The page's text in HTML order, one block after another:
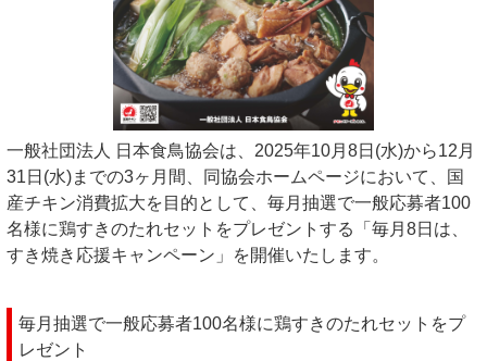
一般社団法人 日本食鳥協会は、2025年10月8日(水)から12月
31日(水)までの3ヶ月間、同協会ホームページにおいて、国
産チキン消費拡大を目的として、毎月抽選で一般応募者100
名様に鶏すきのたれセットをプレゼントする「毎月8日は、
すき焼き応援キャンペーン」を開催いたします。
毎月抽選で一般応募者100名様に鶏すきのたれセットをプ
レゼント